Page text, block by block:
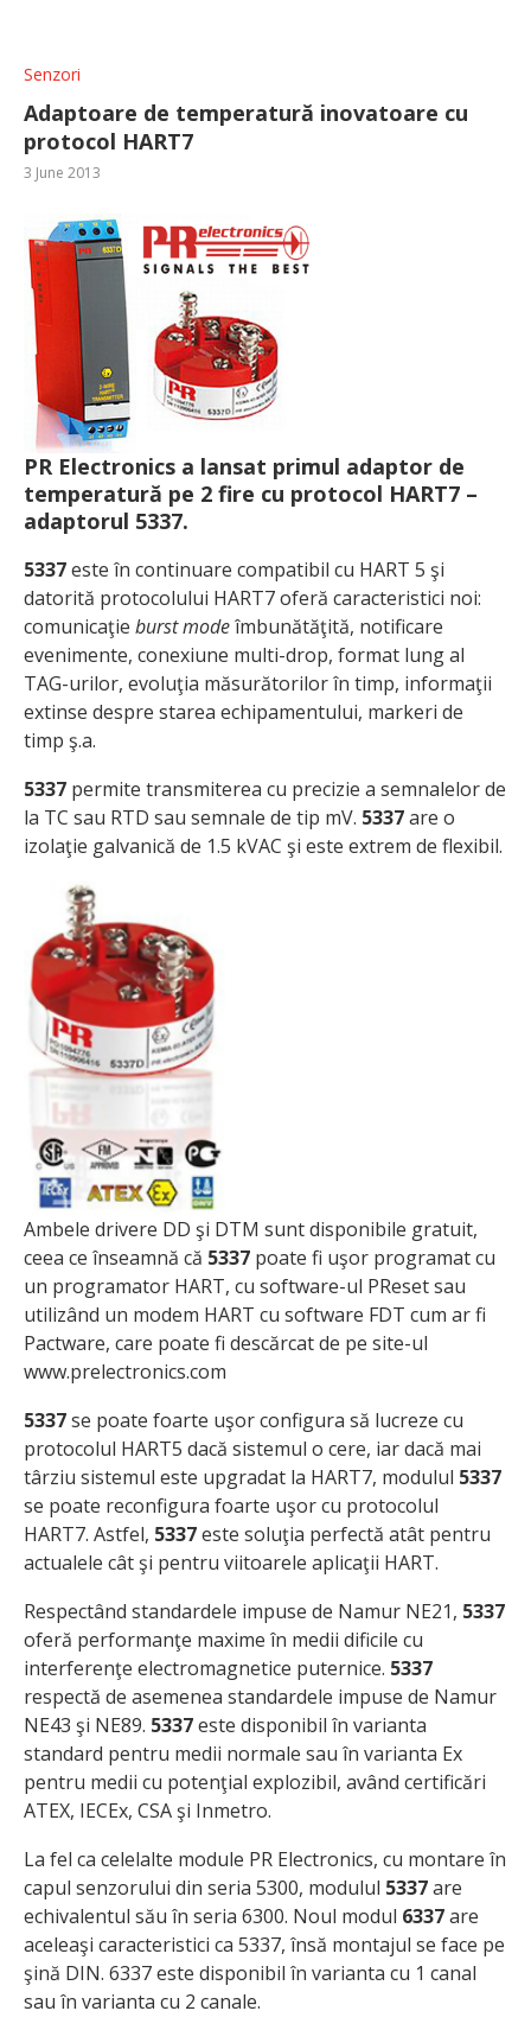
Senzori
Adaptoare de temperatură inovatoare cu
protocol HART7
3 June 2013
PR Electronics a lansat primul adaptor de
temperatură pe 2 fire cu protocol HART7 –
adaptorul 5337.
5337este în continuare compatibil cu HART 5 şi
datorită protocolului HART7 oferă caracteristici noi:
comunicaţie burst modeîmbunătăţită, notificare
evenimente, conexiune multi-drop, format lung al
TAG-urilor, evoluţia măsurătorilor în timp, informaţii
extinse despre starea echipamentului, markeri de
timp ş.a.
5337 permite transmiterea cu precizie a semnalelor de
la TC sau RTD sau semnale de tip mV. 5337are o
izolaţie galvanică de 1.5 kVAC şi este extrem de flexibil.
Ambele drivere DD şi DTM sunt disponibile gratuit,
ceea ce înseamnă că 5337 poate fi uşor programat cu
un programator HART, cu software-ul PReset sau
utilizând un modem HART cu software FDT cum ar fi
Pactware, care poate fi descărcat de pe site-ul
www.prelectronics.com
5337se poate foarte uşor configura să lucreze cu
protocolul HART5 dacă sistemul o cere, iar dacă mai
târziu sistemul este upgradat la HART7, modulul 5337
se poate reconfigura foarte uşor cu protocolul
HART7. Astfel, 5337este soluţia perfectă atât pentru
actualele cât şi pentru viitoarele aplicaţii HART.
Respectând standardele impuse de Namur NE21, 5337
oferă performanţe maxime în medii dificile cu
interferenţe electromagnetice puternice. 5337
respectă de asemenea standardele impuse de Namur
NE43 şi NE89. 5337este disponibil în varianta
standard pentru medii normale sau în varianta Ex
pentru medii cu potenţial explozibil, având certificări
ATEX, IECEx, CSA şi Inmetro.
La fel ca celelalte module PR Electronics, cu montare în
capul senzorului din seria 5300, modulul 5337are
echivalentul său în seria 6300. Noul modul 6337are
aceleaşi caracteristici ca 5337, însă montajul se face pe
şină DIN. 6337 este disponibil în varianta cu 1 canal
sau în varianta cu 2 canale.